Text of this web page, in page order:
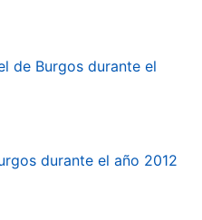
de Burgos durante el
durante el año 2012